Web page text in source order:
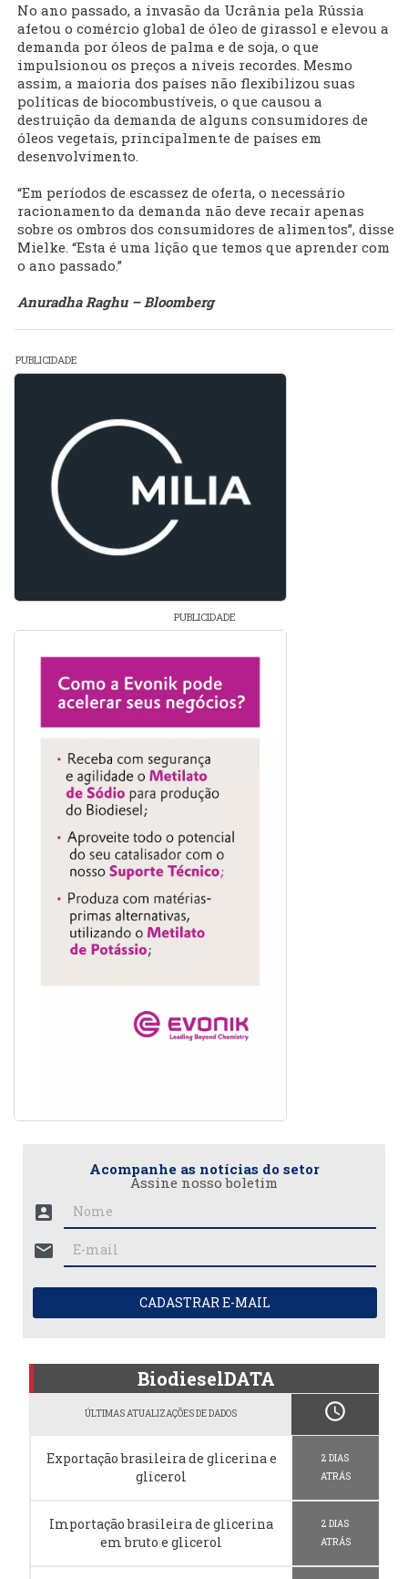
No ano passado, a invasão da Ucrânia pela Rússia
afetou o comércio global de óleo de girassol e elevou a
demanda por óleos de palma e de soja, o que
impulsionou os preços a níveis recordes. Mesmo
assim, a maioria dos países não flexibilizou suas
políticas de biocombustíveis, o que causou a
destruição da demanda de alguns consumidores de
óleos vegetais, principalmente de países em
desenvolvimento.
“Em períodos de escassez de oferta, o necessário
racionamento da demanda não deve recair apenas
sobre os ombros dos consumidores de alimentos”, disse
Mielke. “Esta é uma lição que temos que aprender com
o ano passado.”
Anuradha Raghu – Bloomberg
PUBLICIDADE
PUBLICIDADE
Acompanhe as notícias do setor
Assine nosso boletim
account_box
mail
CADASTRAR E-MAIL
BiodieselDATA
ÚLTIMAS ATUALIZAÇÕES DE DADOS schedule
Exportação brasileira de glicerina e
glicerol
2 DIAS
ATRÁS
Importação brasileira de glicerina
em bruto e glicerol
2 DIAS
ATRÁS